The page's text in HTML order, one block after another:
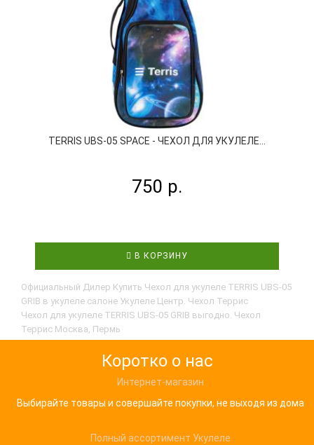
TERRIS UBS-05 SPACE - ЧЕХОЛ ДЛЯ УКУЛЕЛЕ...
750 р.
В КОРЗИНУ
Официальный Дилер Купить Чехол для укулеле TERRIS UBS-05
GRIB в укулеле салоне Укулеле Центр. Чехол Террис
Чехол для укулеле TERRIS UBS-05 GRIB выгодно. Чехол
Террис Москва, Пермь
Коротко о нас
Интернет-магазин
Выбирайте товары и совершайте покупки, не выходя из дома
Полный ассортимент Укулеле